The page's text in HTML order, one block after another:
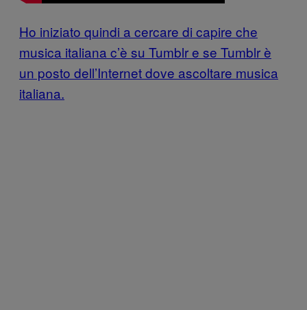
Ho iniziato quindi a cercare di capire che
musica italiana c’è su Tumblr e se Tumblr è
un posto dell’Internet dove ascoltare musica
italiana.